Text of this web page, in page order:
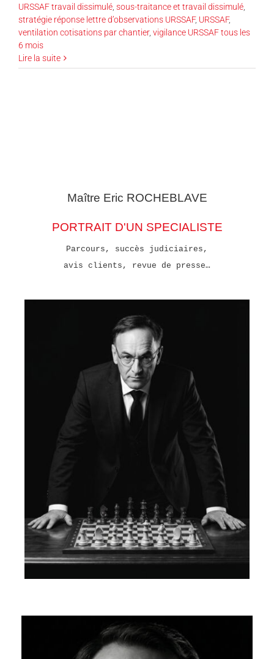
URSSAF travail dissimulé sous-traitance et travail dissimulé
stratégie réponse lettre d’observations URSSAF, URSSAF,
ventilation cotisations par chantier, vigilance URSSAF tous les
6 mois
Lire la suite
Maître Eric ROCHEBLAVE
PORTRAIT D'UN SPECIALISTE
Parcours, succès judiciaires,
avis clients, revue de presse…